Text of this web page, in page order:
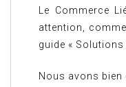
Le Commerce
attention,
guide « Solutions
Nous avons bien